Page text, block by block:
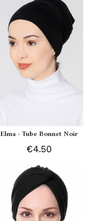
Elma - Tube Bonnet Noir
€4.50